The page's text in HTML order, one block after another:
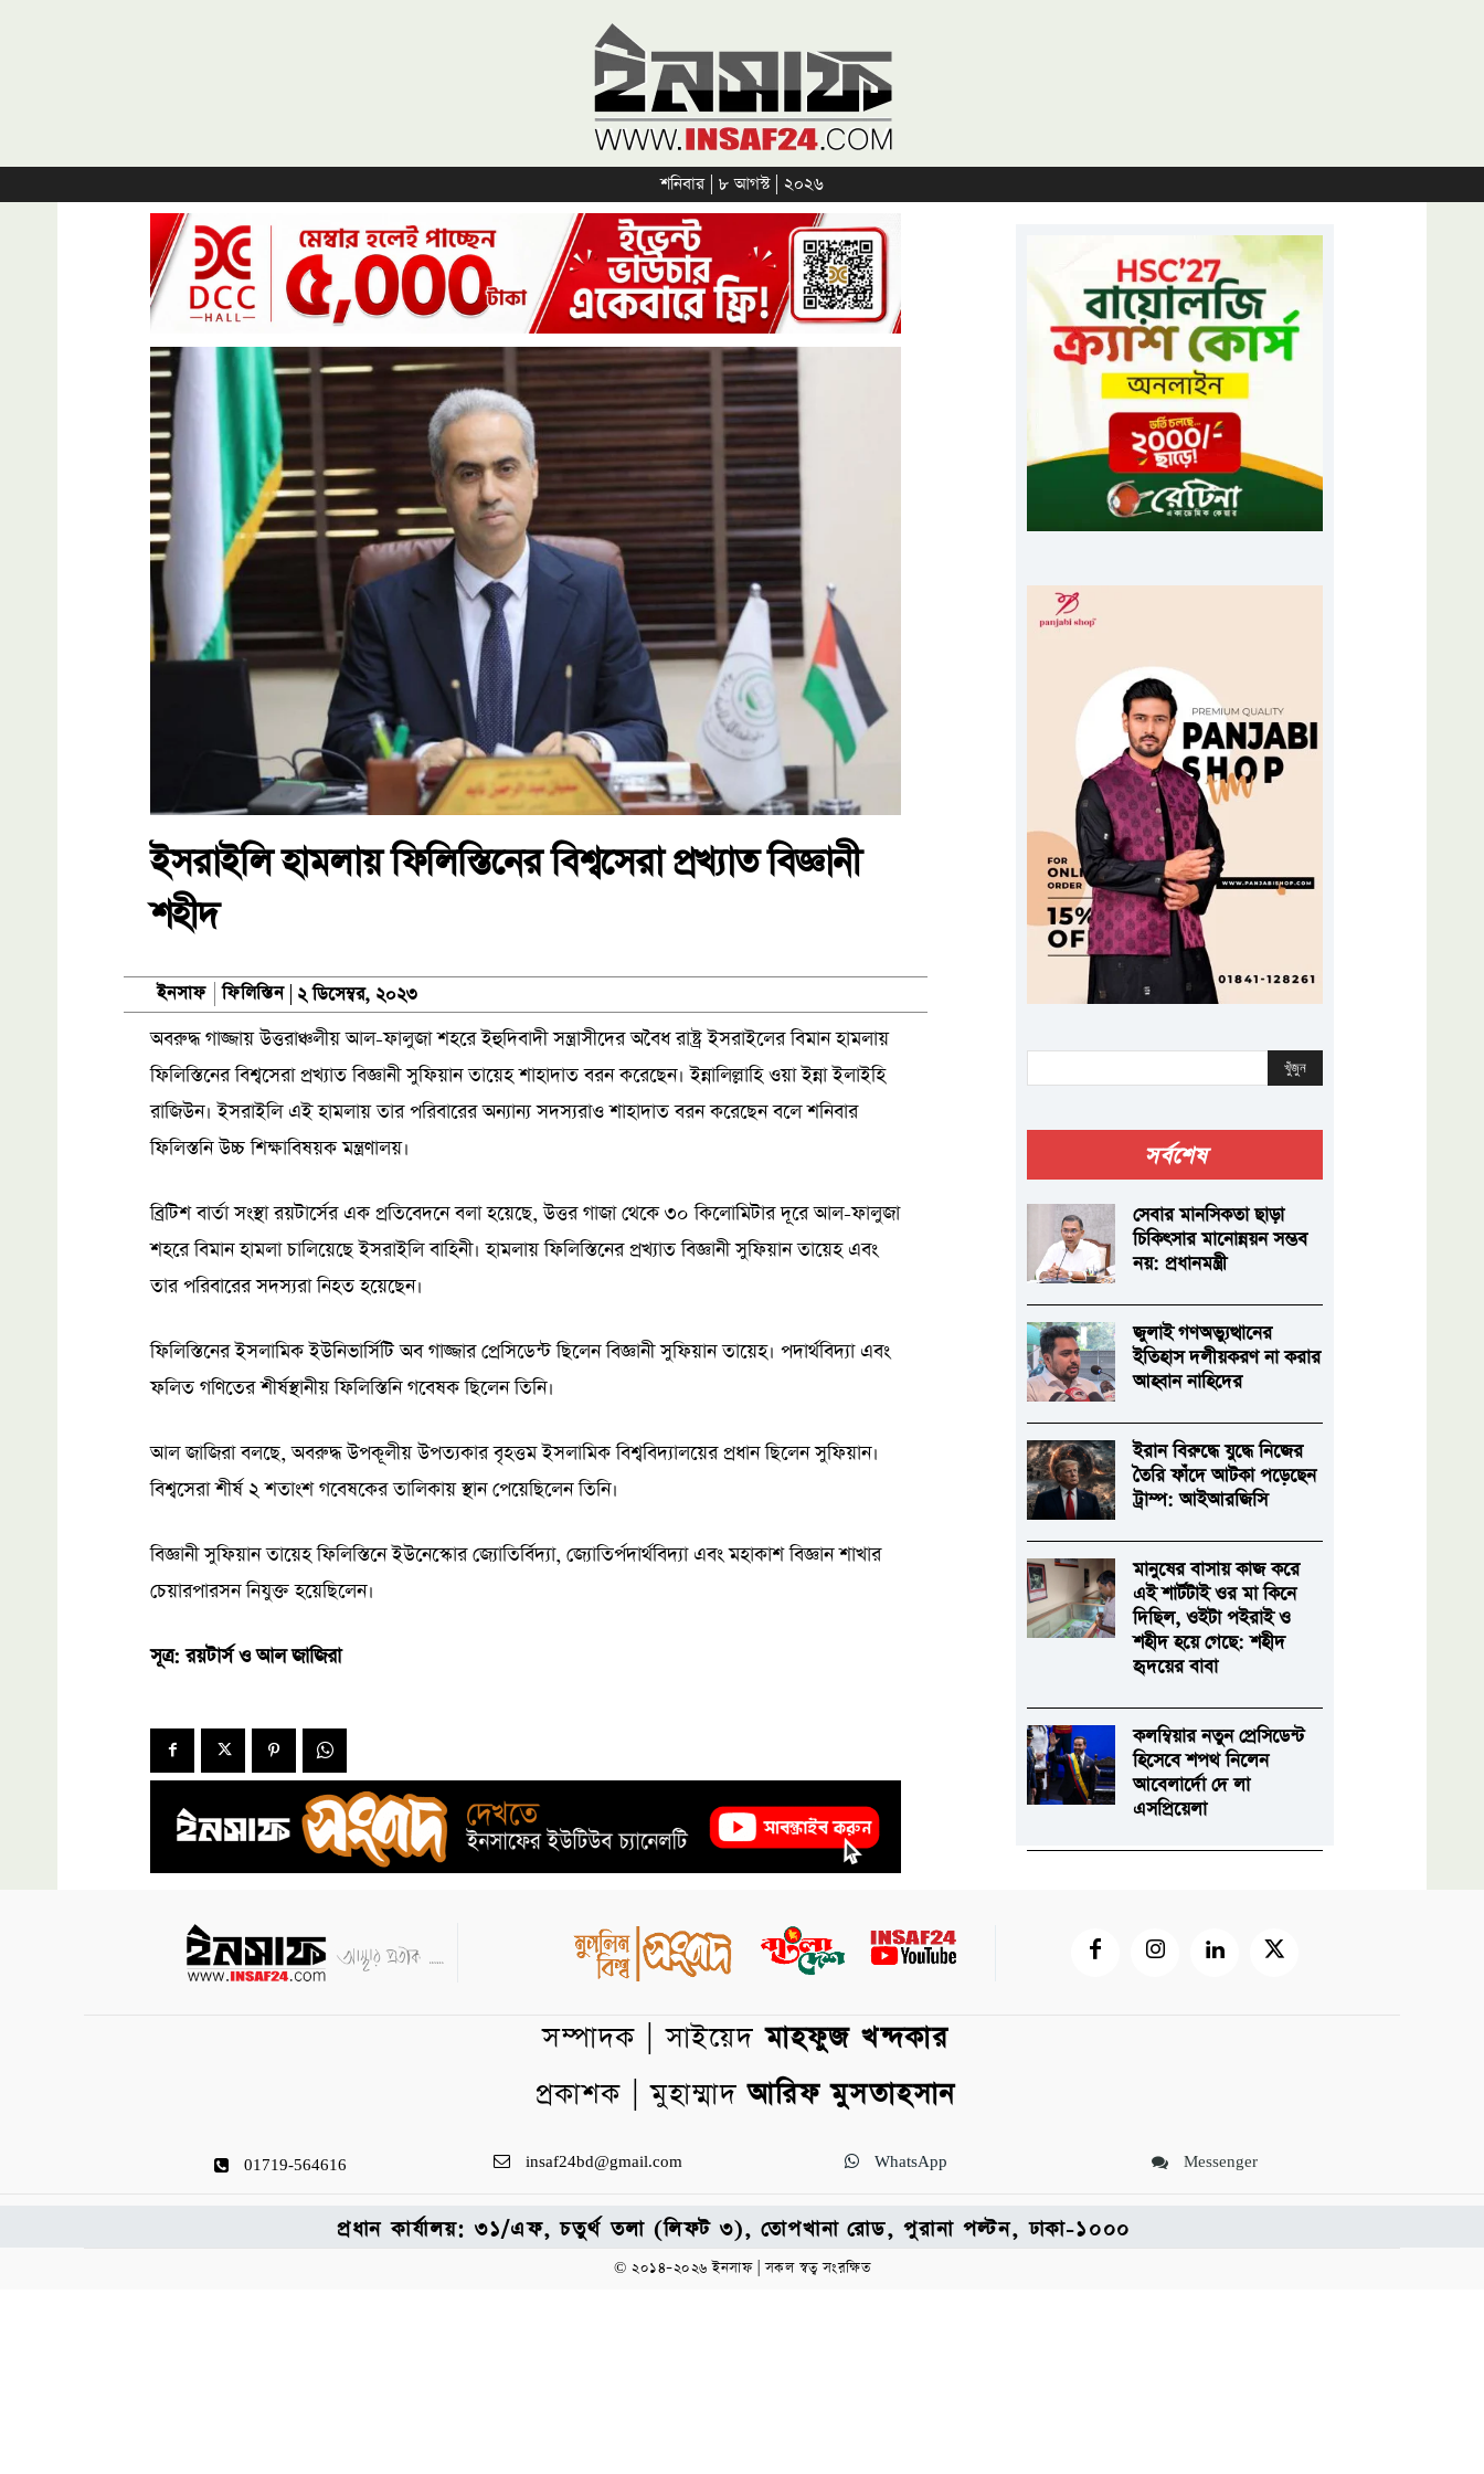
শনিবার | ৮ আগস্ট | ২০২৬
ইসরাইলি হামলায় ফিলিস্তিনের বিশ্বসেরা প্রখ্যাত বিজ্ঞানী
শহীদ
ইনসাফ ফিলিস্তিন ২ ডিসেম্বর, ২০২৩
অবরুদ্ধ গাজ্জায় উত্তরাঞ্চলীয় আল-ফালুজা শহরে ইহুদিবাদী সন্ত্রাসীদের অবৈধ রাষ্ট্র ইসরাইলের বিমান হামলায়
ফিলিস্তিনের বিশ্বসেরা প্রখ্যাত বিজ্ঞানী সুফিয়ান তায়েহ শাহাদাত বরন করেছেন। ইন্নালিল্লাহি ওয়া ইন্না ইলাইহি
রাজিউন। ইসরাইলি এই হামলায় তার পরিবারের অন্যান্য সদস্যরাও শাহাদাত বরন করেছেন বলে শনিবার
ফিলিস্তনি উচ্চ শিক্ষাবিষয়ক মন্ত্রণালয়।
ব্রিটিশ বার্তা সংস্থা রয়টার্সের এক প্রতিবেদনে বলা হয়েছে, উত্তর গাজা থেকে ৩০ কিলোমিটার দূরে আল-ফালুজা
শহরে বিমান হামলা চালিয়েছে ইসরাইলি বাহিনী। হামলায় ফিলিস্তিনের প্রখ্যাত বিজ্ঞানী সুফিয়ান তায়েহ এবং
তার পরিবারের সদস্যরা নিহত হয়েছেন।
ফিলিস্তিনের ইসলামিক ইউনিভার্সিটি অব গাজ্জার প্রেসিডেন্ট ছিলেন বিজ্ঞানী সুফিয়ান তায়েহ। পদার্থবিদ্যা এবং
ফলিত গণিতের শীর্ষস্থানীয় ফিলিস্তিনি গবেষক ছিলেন তিনি।
আল জাজিরা বলছে, অবরুদ্ধ উপকূলীয় উপত্যকার বৃহত্তম ইসলামিক বিশ্ববিদ্যালয়ের প্রধান ছিলেন সুফিয়ান।
বিশ্বসেরা শীর্ষ ২ শতাংশ গবেষকের তালিকায় স্থান পেয়েছিলেন তিনি।
বিজ্ঞানী সুফিয়ান তায়েহ ফিলিস্তিনে ইউনেস্কোর জ্যোতির্বিদ্যা, জ্যোতির্পদার্থবিদ্যা এবং মহাকাশ বিজ্ঞান শাখার
চেয়ারপারসন নিযুক্ত হয়েছিলেন।
সূত্র: রয়টার্স ও আল জাজিরা
খুঁজুন
সর্বশেষ
সেবার মানসিকতা ছাড়া
চিকিৎসার মানোন্নয়ন সম্ভব
নয়: প্রধানমন্ত্রী
জুলাই গণঅভ্যুত্থানের
ইতিহাস দলীয়করণ না করার
আহ্বান নাহিদের
ইরান বিরুদ্ধে যুদ্ধে নিজের
তৈরি ফাঁদে আটকা পড়েছেন
ট্রাম্প: আইআরজিসি
মানুষের বাসায় কাজ করে
এই শার্টটাই ওর মা কিনে
দিছিল, ওইটা পইরাই ও
শহীদ হয়ে গেছে: শহীদ
হৃদয়ের বাবা
কলম্বিয়ার নতুন প্রেসিডেন্ট
হিসেবে শপথ নিলেন
আবেলার্দো দে লা
এসপ্রিয়েলা
সম্পাদক | সাইয়েদমাহফুজ খন্দকার
প্রকাশক | মুহাম্মাদআরিফ মুসতাহসান
01719-564616 insaf24bd@gmail.com WhatsApp Messenger
প্রধান কার্যালয়: ৩১/এফ, চতুর্থ তলা (লিফট ৩), তোপখানা রোড, পুরানা পল্টন, ঢাকা-১০০০
© ২০১৪–২০২৬ ইনসাফ | সকল স্বত্ব সংরক্ষিত